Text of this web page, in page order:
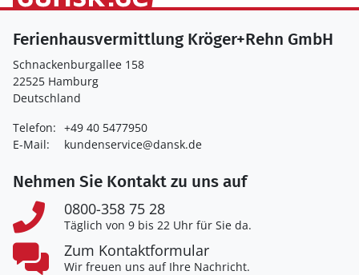
Ferienhausvermittlung Kröger+Rehn GmbH
Schnackenburgallee 158
22525 Hamburg
Deutschland
Telefon: +49 40 5477950
E-Mail:
kundenservice@dansk.de
Nehmen Sie Kontakt zu uns auf
0800-358 75 28
Täglich von 9 bis 22 Uhr für Sie da.
Zum Kontaktformular
Wir freuen uns auf Ihre Nachricht.